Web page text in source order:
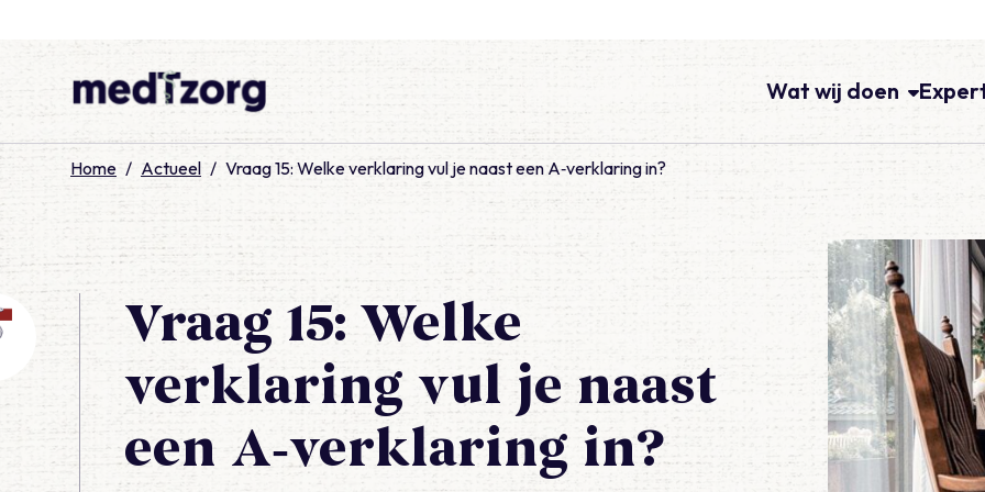
Wat wij doen
Home / Actueel / Vraag 15: Welke verklaring vul je naast een A‑verklaring in?
Vraag 15: Welke
verklaring vul je naast
een A‑verklaring in?